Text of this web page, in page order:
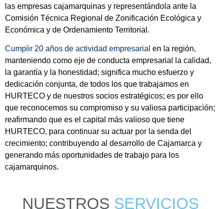
las empresas cajamarquinas y representándola ante la
Comisión Técnica Regional de Zonificación Ecológica y
Económica y de Ordenamiento Territorial.
Cumplir 20 años de actividad empresarial en la región,
manteniendo como eje de conducta empresarial la calidad,
la garantía y la honestidad; significa mucho esfuerzo y
dedicación conjunta, de todos los que trabajamos en
HURTECO y de nuestros socios estratégicos; es por ello
que reconocemos su compromiso y su valiosa participación;
reafirmando que es el capital más valioso que tiene
HURTECO, para continuar su actuar por la senda del
crecimiento; contribuyendo al desarrollo de Cajamarca y
generando más oportunidades de trabajo para los
cajamarquinos.
NUESTROS SERVICIOS